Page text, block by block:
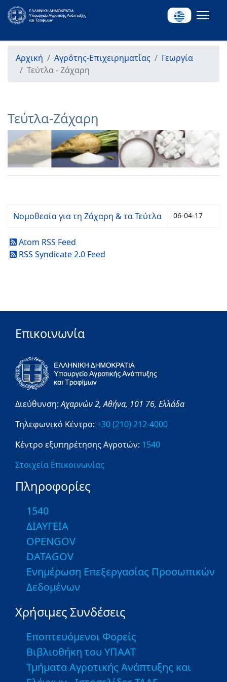
Αρχική Αγρότης-Επιχειρηματίας
Γεωργία
Τεύτλα - Ζάχαρη
Τεύτλα-Ζάχαρη
Νομοθεσία για τη Ζάχαρη & τα Τεύτλα 06-04-17
Atom RSS Feed
RSS Syndicate 2.0 Feed
Επικοινωνία
Διεύθυνση:Αχαρνών 2,Αθήνα, 101 76, Ελλάδα
Τηλεφωνικό Κέντρο: +30 (210) 212-4000
Κέντρο εξυπηρέτησης Αγροτών: 1540
Στοιχεία Επικοινωνίας
Πληροφορίες
1540
ΔΙΑΥΓΕΙΑ
OPENGOV
DATAGOV
Ενημέρωση Επεξεργασίας Προσωπικών
Δεδομένων
Χρήσιμες Συνδέσεις
Εποπτευόμενοι Φορείς
Βιβλιοθήκη του ΥΠΑΑΤ
Τμήματα Αγροτικής Ανάπτυξης και